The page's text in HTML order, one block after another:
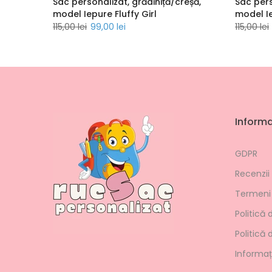
model Iepure Fluffy Girl
115,00 lei 99,00 lei
model
115,00 lei
GDPR
Recenzii
Politică
Politică